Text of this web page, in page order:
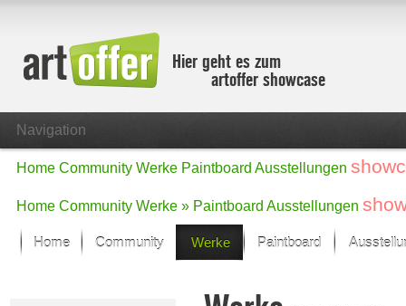
Hier geht es zum
artoffer showcase
Navigation
Home Community Werke Paintboard Ausstellungen
Home Community Werke » Paintboard Ausstellungen
Home Community Werke
Der letzte Monat im Fokus
Paintboard